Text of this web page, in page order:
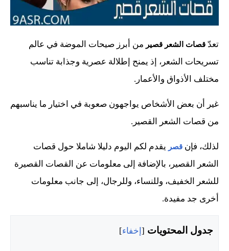
تعدّ قصات الشعر قصير من أبرز صيحات الموضة في عالم
تسريحات الشعر، إذ يمنح إطلالة عصرية وجذابة تناسب
مختلف الأذواق والأعمار.
غير أن بعض الأشخاص يواجهون صعوبة في اختيار ما يناسبهم
من قصات الشعر القصير.
لذلك، فإن قصر يقدم لكم اليوم دليلا شاملا حول قصات
الشعر القصير، بالإضافة إلى معلومات عن القصات القصيرة
للشعر الخفيف، وللنساء، وللرجال، إلى جانب معلومات
أخرى جد مفيدة.
جدول المحتويات [ إخفاء]